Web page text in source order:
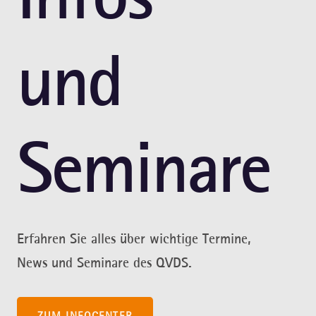
und
Seminare
Erfahren Sie alles über wichtige Termine,
News und Seminare des QVDS.